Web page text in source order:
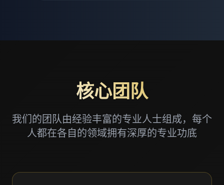
核心团队
我们的团队由经验丰富的专业人士组成，每个
人都在各自的领域拥有深厚的专业功底